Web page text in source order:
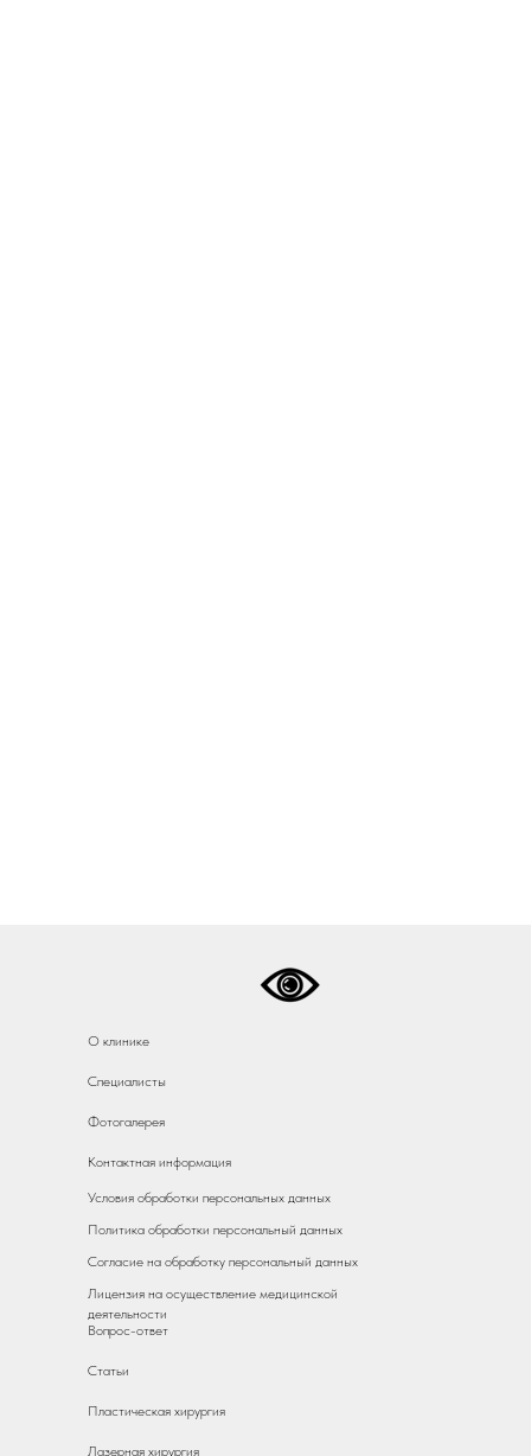
О клинике
Специалисты
Фотогалерея
Контактная информация
Согласие на обработку персональный данных
Политика обработки персональный данных
Условия обработки персональных данных
Вопрос-ответ
Статьи
Лицензия на осуществление медицинской
деятельности
Пластическая хирургия
Лазерная хирургия